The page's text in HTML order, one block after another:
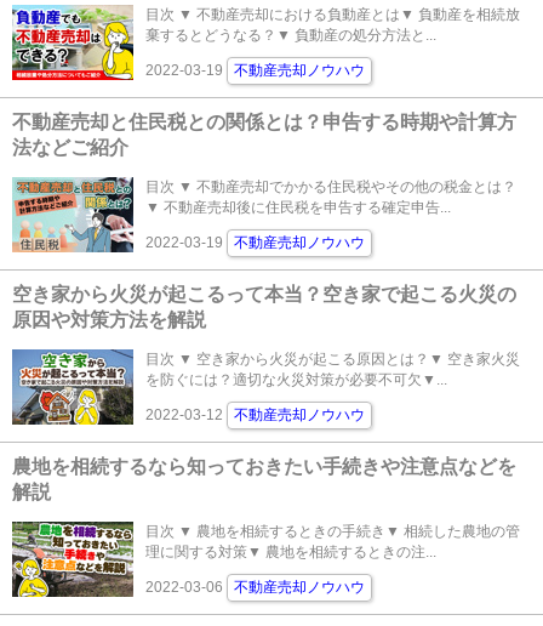
目次 ▼ 不動産売却における負動産とは▼ 負動産を相続放
棄するとどうなる？▼ 負動産の処分方法と...
2022-03-19 不動産売却ノウハウ
不動産売却と住民税との関係とは？申告する時期や計算方
法などご紹介
目次 ▼ 不動産売却でかかる住民税やその他の税金とは？
▼ 不動産売却後に住民税を申告する確定申告...
2022-03-19 不動産売却ノウハウ
空き家から火災が起こるって本当？空き家で起こる火災の
原因や対策方法を解説
目次 ▼ 空き家から火災が起こる原因とは？▼ 空き家火災
を防ぐには？適切な火災対策が必要不可欠▼...
2022-03-12 不動産売却ノウハウ
農地を相続するなら知っておきたい手続きや注意点などを
解説
目次 ▼ 農地を相続するときの手続き▼ 相続した農地の管
理に関する対策▼ 農地を相続するときの注...
2022-03-06 不動産売却ノウハウ